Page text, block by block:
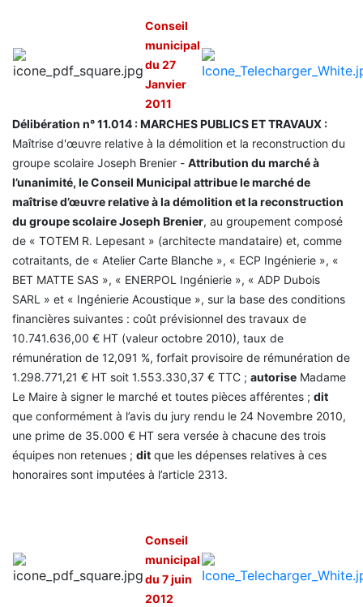
Conseil
municipal
du 27
Janvier
2011
Délibération n° 11.014 : MARCHES PUBLICS ET TRAVAUX :
Maîtrise d'œuvre relative à la démolition et la reconstruction du
groupe scolaire Joseph Brenier - Attribution du marché à
l’unanimité, le Conseil Municipal attribue le marché de
maîtrise d’œuvre relative à la démolition et la reconstruction
du groupe scolaire Joseph Brenier, au groupement composé
de « TOTEM R. Lepesant » (architecte mandataire) et, comme
cotraitants, de « Atelier Carte Blanche », « ECP Ingénierie », «
BET MATTE SAS », « ENERPOL Ingénierie », « ADP Dubois
SARL » et « Ingénierie Acoustique », sur la base des conditions
financières suivantes : coût prévisionnel des travaux de
10.741.636,00 € HT (valeur octobre 2010), taux de
rémunération de 12,091 %, forfait provisoire de rémunération de
1.298.771,21 € HT soit 1.553.330,37 € TTC ; autorise Madame
Le Maire à signer le marché et toutes pièces afférentes ; dit
que conformément à l’avis du jury rendu le 24 Novembre 2010,
une prime de 35.000 € HT sera versée à chacune des trois
équipes non retenues ; dit que les dépenses relatives à ces
honoraires sont imputées à l’article 2313.
Conseil
municipal
du 7 juin
2012